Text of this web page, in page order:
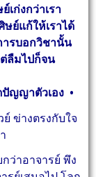
เก่งกว่าเรา
ษย์แก้ให้เราได้
ารบอกวิชานั้น
ลืมไปก็จน
ญญาตัวเอง •
ข่างตรงกับใจ
ว่าอาจารย์ พึง